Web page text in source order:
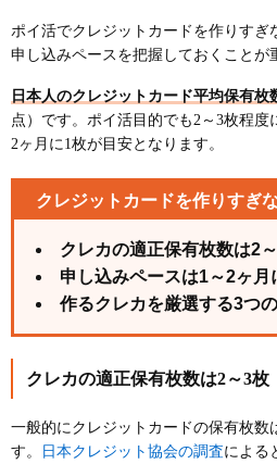
ポイ活でクレジットカードを作りすぎ
申し込みペースを把握しておくことが
日本人のクレジットカード平均保有枚
点）です。ポイ活目的でも2～3枚程度
2ヶ月に1枚が目安となります。
クレジットカードを作りすぎ
クレカの適正保有枚数は2
申し込みペースは1～2ヶ月
作るクレカを厳選する3つ
クレカの適正保有枚数は2～3枚
一般的にクレジットカードの保有枚数
す。
日本クレジット協会の調査による